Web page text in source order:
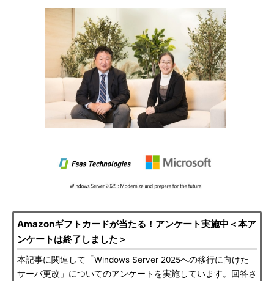
Amazonギフトカードが当たる！アンケート実施中＜本ア
ンケートは終了しました＞
本記事に関連して「Windows Server 2025への移行に向けた
サーバ更改」についてのアンケートを実施しています。回答さ